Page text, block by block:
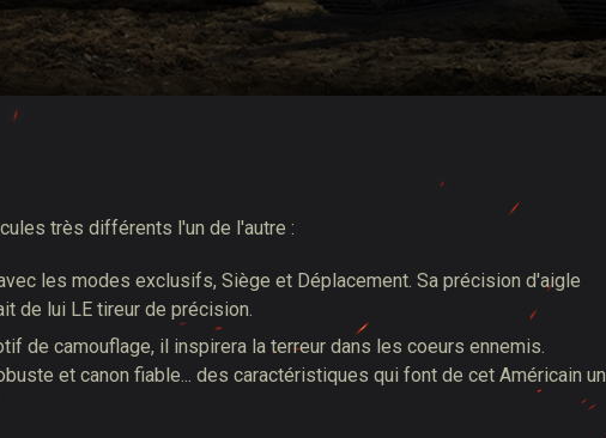
Twitch
très différents l'un de l'autre :
les modes exclusifs, Siège et Déplacement. Sa précision d'aigle
de lui LE tireur de précision.
de camouflage, il inspirera la terreur dans les coeurs ennemis.
et canon fiable... des caractéristiques qui font de cet Américain un